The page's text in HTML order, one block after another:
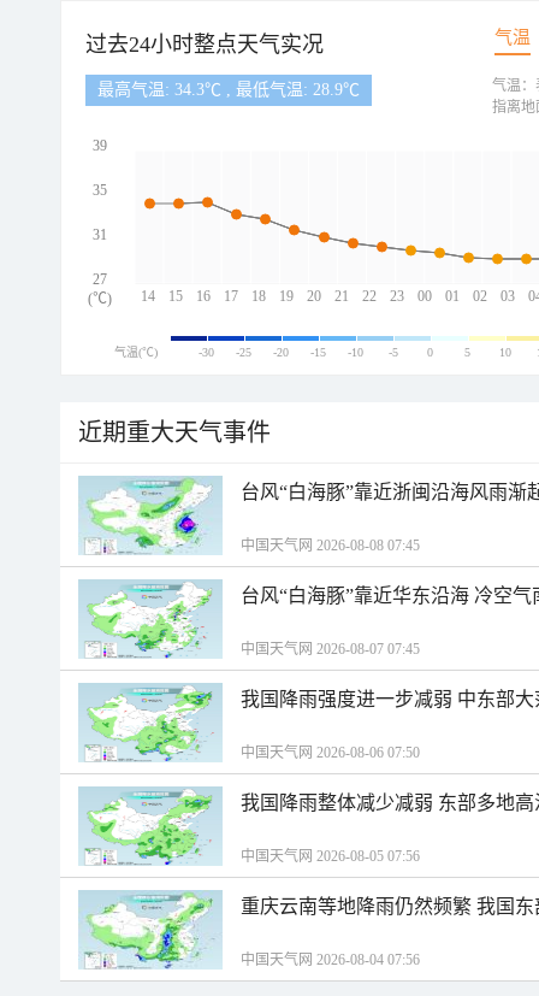
过去24小时整点天气实况 气温
最高气温: 34.3℃ , 最低气温: 28.9℃
14 15 16 17 18 19 20 21 22 23 00 01 02 03
39
35
31
27
(℃)
气温：
指离地
气温(℃) -30 -25 -20 -15 -10 -5 0 5 10
近期重大天气事件
台风“白海豚”靠近浙闽沿海风雨渐
中国天气网 2026-08-08 07:45
台风“白海豚”靠近华东沿海 冷空
中国天气网 2026-08-07 07:45
我国降雨强度进一步减弱 中东部
中国天气网 2026-08-06 07:50
我国降雨整体减少减弱 东部多地
中国天气网 2026-08-05 07:56
重庆云南等地降雨仍然频繁 我国
中国天气网 2026-08-04 07:56